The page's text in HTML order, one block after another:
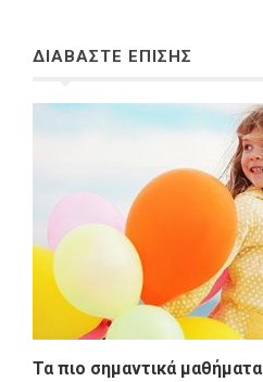
ΔΙΑΒΑΣΤΕ ΕΠΙΣΗΣ
Τα πιο σημαντικά